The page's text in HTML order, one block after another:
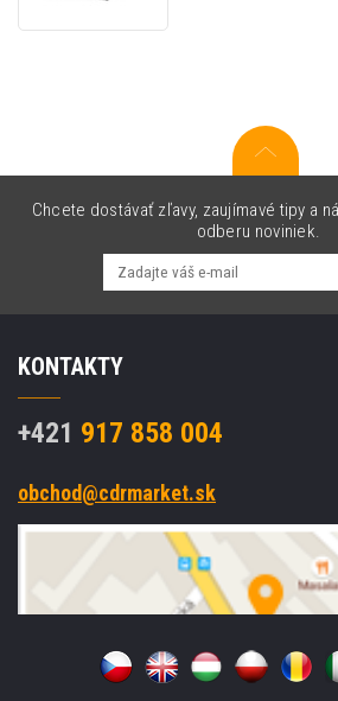
F100
Windows
7
FULL
HD
rozlíšenie
Chcete dostávať zľavy, zaujímavé tipy a
odberu noviniek.
KONTAKTY
+421 917 858 004
obchod@cdrmarket.sk